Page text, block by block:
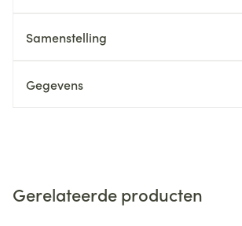
Samenstelling
Gegevens
Gerelateerde producten